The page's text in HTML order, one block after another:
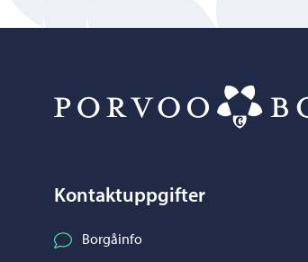
Kontaktuppgifter
Borgåinfo